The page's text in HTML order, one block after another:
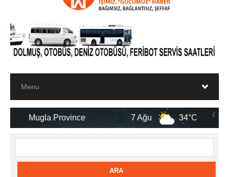
Province 7 Ağu 34°C 8 Ağu